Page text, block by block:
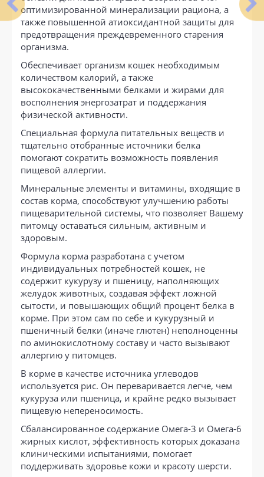
оптимизированной минерализации рациона, а
также повышенной атиоксидантной защиты для
предотвращения преждевременного старения
организма.
Обеспечивает организм кошек необходимым
количеством калорий, а также
высококачественными белками и жирами для
восполнения энергозатрат и поддержания
физической активности.
Специальная формула питательных веществ и
тщательно отобранные источники белка
помогают сократить возможность появления
пищевой аллергии.
Минеральные элементы и витамины, входящие в
состав корма, способствуют улучшению работы
пищеварительной системы, что позволяет Вашему
питомцу оставаться сильным, активным и
здоровым.
Формула корма разработана с учетом
индивидуальных потребностей кошек, не
содержит кукурузу и пшеницу, наполняющих
желудок животных, создавая эффект ложной
сытости, и повышающих общий процент белка в
корме. При этом сам по себе и кукурузный и
пшеничный белки (иначе глютен) неполноценны
по аминокислотному составу и часто вызывают
аллергию у питомцев.
В корме в качестве источника углеводов
используется рис. Он переваривается легче, чем
кукуруза или пшеница, и крайне редко вызывает
пищевую непереносимость.
Сбалансированное содержание Омега-3 и Омега-6
жирных кислот, эффективность которых доказана
клиническими испытаниями, помогает
поддерживать здоровье кожи и красоту шерсти.